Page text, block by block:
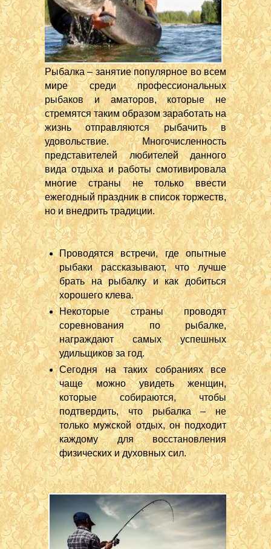
Рыбалка – занятие популярное во всем
мире среди профессиональных
рыбаков и аматоров, которые не
стремятся таким образом заработать на
жизнь отправляются рыбачить в
удовольствие. Многочисленность
представителей любителей данного
вида отдыха и работы смотивировала
многие страны не только ввести
ежегодный праздник в список торжеств,
но и внедрить традиции.
Проводятся встречи, где опытные
рыбаки рассказывают, что лучше
брать на рыбалку и как добиться
хорошего клева.
Некоторые страны проводят
соревнования по рыбалке,
награждают самых успешных
удильщиков за год.
Сегодня на таких собраниях все
чаще можно увидеть женщин,
которые собираются, чтобы
подтвердить, что рыбалка – не
только мужской отдых, он подходит
каждому для восстановления
физических и духовных сил.